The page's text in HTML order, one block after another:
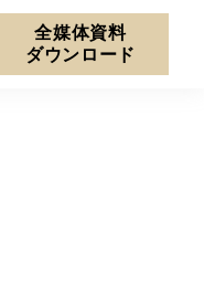
全媒体資料
ダウンロード